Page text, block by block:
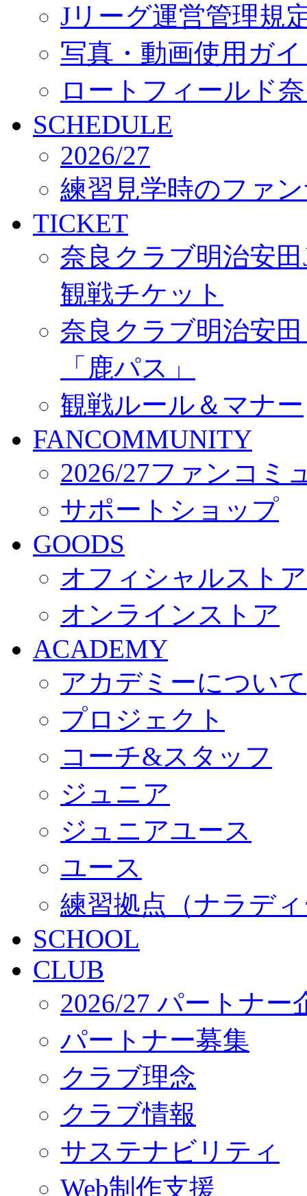
Jリーグ運営管理規
写真・動画使用ガ
ロートフィールド
SCHEDULE
2026/27
練習見学時のファ
TICKET
奈良クラブ明治安
観戦チケット
奈良クラブ明治安
「鹿パス」
観戦ルール＆マナー
FANCOMMUNITY
2026/27ファンコミ
サポートショップ
GOODS
オフィシャルスト
オンラインストア
ACADEMY
アカデミーについて
プロジェクト
コーチ&スタッフ
ジュニア
ジュニアユース
ユース
練習拠点（ナラデ
SCHOOL
CLUB
2026/27 パートナー
パートナー募集
クラブ理念
クラブ情報
サステナビリティ
Web制作支援